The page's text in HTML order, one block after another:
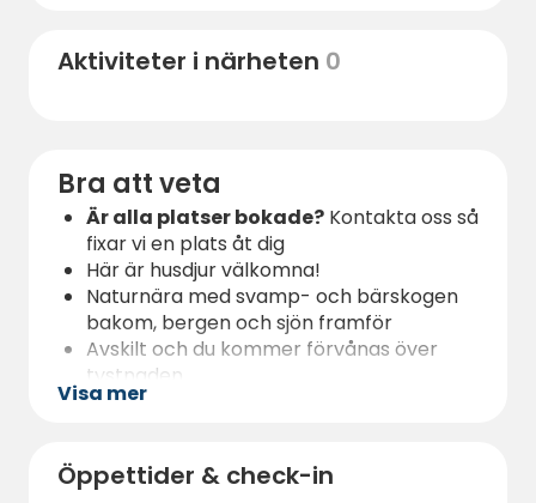
min till Järvsö
Aktiviteter i närheten 0
Bra att veta
Är alla platser bokade? Kontakta oss så
fixar vi en plats åt dig
Här är husdjur välkomna!
Naturnära med svamp- och bärskogen
bakom, bergen och sjön framför
Avskilt och du kommer förvånas över
tystnaden
Våra gäster får nyttja båda de två stora
Det finns gratis ved till grillen och
Visa mer
Öppettider & check-in